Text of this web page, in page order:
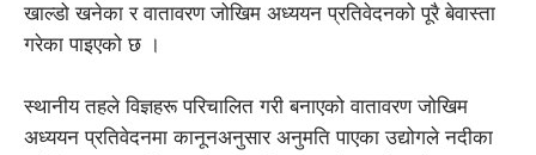
खाल्डो खनेका र वातावरण जोखिम अध्ययन प्रतिवेदनको पूरै बेवास्ता
गरेका पाइएको छ ।
स्थानीय तहले विज्ञहरू परिचालित गरी बनाएको वातावरण जोखिम
अध्ययन प्रतिवेदनमा कानूनअनुसार अनुमति पाएका उद्योगले नदीका